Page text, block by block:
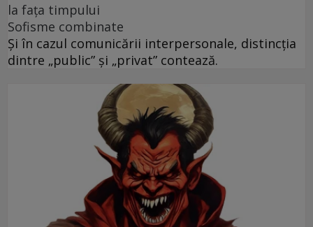
la faţa timpului
Sofisme combinate
Și în cazul comunicării interpersonale, distincția
dintre „public” și „privat” contează.